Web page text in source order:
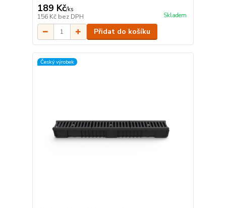
189 Kč/ks
156 Kč bez DPH Skladem
Přidat do košíku
Český výrobek